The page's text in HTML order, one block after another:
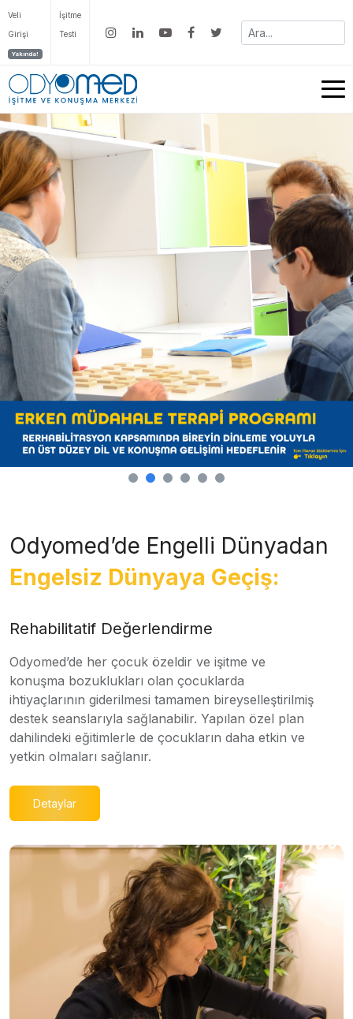
Veli
Girişi
Yakında!
İşitme
Testi
Odyomed’de Engelli Dünyadan
Engelsiz Dünyaya Geçiş:
Rehabilitatif Değerlendirme
Odyomed’de her çocuk özeldir ve işitme ve
konuşma bozuklukları olan çocuklarda
ihtiyaçlarının giderilmesi tamamen bireyselleştirilmiş
destek seanslarıyla sağlanabilir. Yapılan özel plan
dahilindeki eğitimlerle de çocukların daha etkin ve
yetkin olmaları sağlanır.
Detaylar